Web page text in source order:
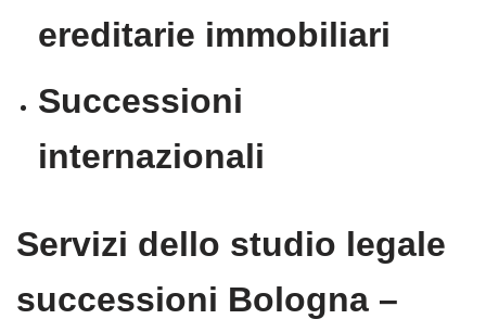
ereditarie immobiliari
Successioni
internazionali
Servizi dello studio legale
successioni Bologna –